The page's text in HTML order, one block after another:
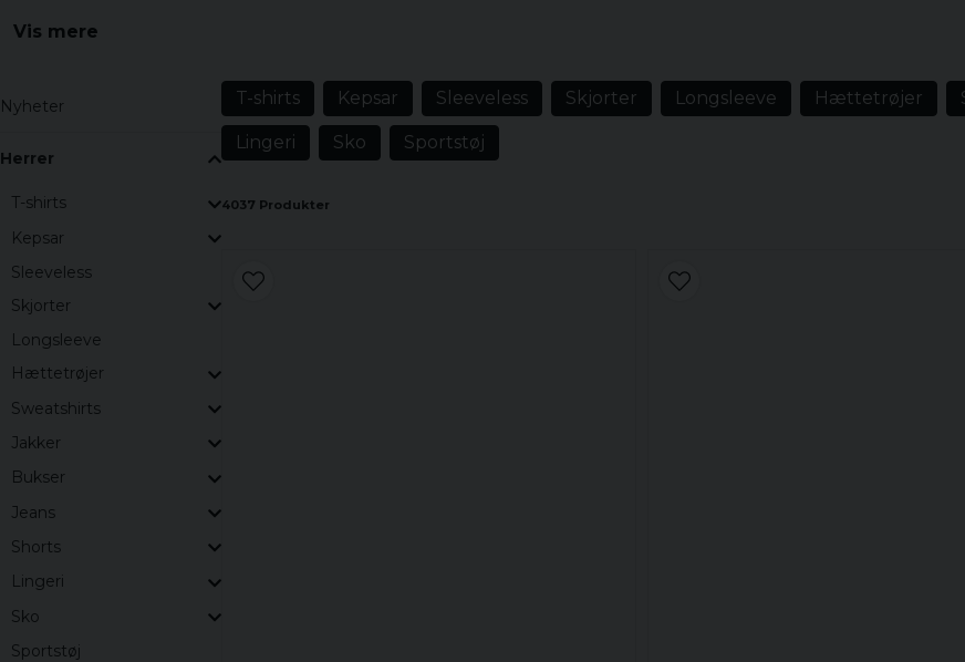
venstre eller under siden.
Vis mere
Nyheter
Herrer
T-shirts
Kepsar
Sleeveless
Skjorter
Longsleeve
Hættetrøjer
Sweatshirts
Jakker
Bukser
Jeans
Shorts
Lingeri
Sko
Sportstøj
T-shirts Kepsar Sleeveless Skjorter Longsleeve Hættetrøjer
Lingeri Sko Sportstøj
4037 Produkter